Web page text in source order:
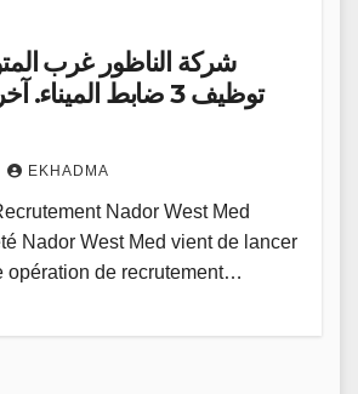
شركة الناظور غرب
EKHADMA
Nador West Med
Nador West Med vient de lancer
opération de recrutement…